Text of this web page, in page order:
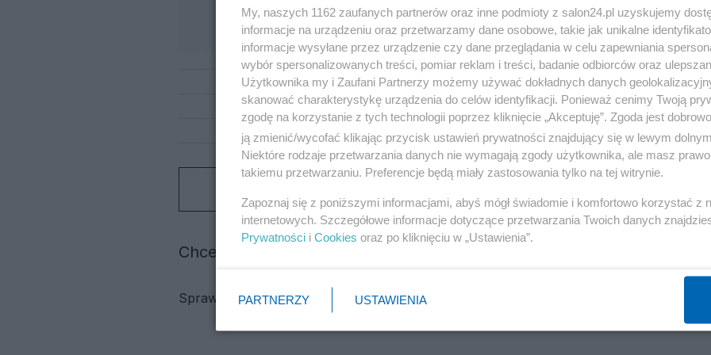
Chcesz więcej aktualnych informacji?
Sprawdź: Redakcja ŻEBYŚ WIEDZIAŁ
My, naszych 1162 zaufanych partnerów oraz inne podmioty z salon24.pl uzyskujemy
informacje na urządzeniu oraz przetwarzamy dane osobowe, takie jak unikalne
informacje wysyłane przez urządzenie czy dane przeglądania w celu zapewniania
wybór spersonalizowanych treści, pomiar reklam i treści, badanie odbiorców oraz
Użytkownika my i Zaufani Partnerzy możemy używać dokładnych danych
skanować charakterystykę urządzenia do celów identyfikacji. Ponieważ cenimy Twoją
zgodę na korzystanie z tych technologii poprzez kliknięcie „Akceptuję”. Zgoda jest
ją zmienić/wycofać klikając przycisk ustawień prywatności znajdujący się w lewym
Niektóre rodzaje przetwarzania danych nie wymagają zgody użytkownika, ale masz
takiemu przetwarzaniu. Preferencje będą miały zastosowania tylko na tej witrynie.
Zapoznaj się z poniższymi informacjami, abyś mógł świadomie i komfortowo korzystać z
internetowych. Szczegółowe informacje dotyczące przetwarzania Twoich danych
Prywatności i Cookies oraz po kliknięciu w „Ustawienia”.
PARTNERZY USTAWIENIA